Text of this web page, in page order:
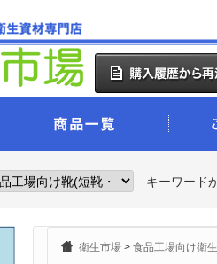
キーワード
衛生市場 > 食品工場向け衛